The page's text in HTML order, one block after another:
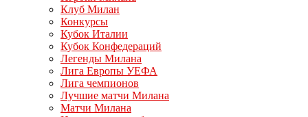
Клуб Милан
Конкурсы
Кубок Италии
Кубок Конфедераций
Легенды Милана
Лига Европы УЕФА
Лига чемпионов
Лучшие матчи Милана
Матчи Милана